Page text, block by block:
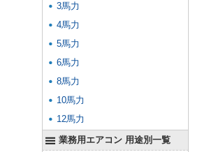
3馬力
4馬力
5馬力
6馬力
8馬力
10馬力
12馬力
業務用エアコン 用途別一覧